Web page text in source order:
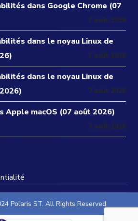
dans Google Chrome (07
7 août 2026
dans le noyau Linux de
7 août 2026
dans le noyau Linux de
7 août 2026
Apple macOS (07 août 2026)
7 août 2026
Polaris ST. All Rights Reserved